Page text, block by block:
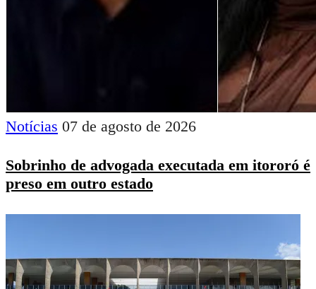
Notícias 07 de agosto de 2026
Sobrinho de advogada executada em itororó é
preso em outro estado